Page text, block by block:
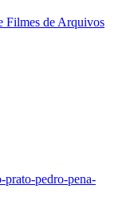
Filmes de Arquivos
prato-pedro-pena-